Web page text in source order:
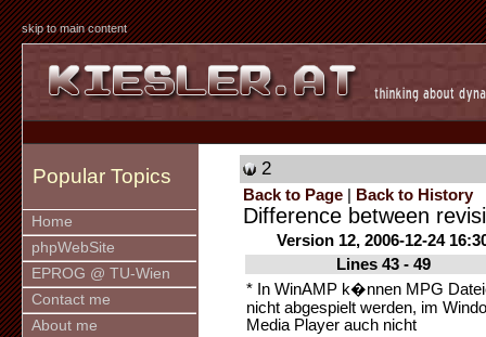
skip to main content
Popular Topics
Home
phpWebSite
EPROG @ TU-Wien
Contact me
About me
2
Back to Page Back to History
Difference between
Version 12, 2006-12-24
Lines 43 - 49
* In WinAMP k�nnen MPG
nicht abgespielt werden, im
Media Player auch nicht